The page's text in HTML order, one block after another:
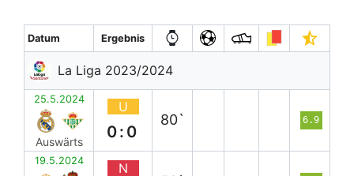
Datum Ergebnis
La Liga 2023/2024
25.5.2024
Auswärts
U
0:0
80` 6.9
19.5.2024 N